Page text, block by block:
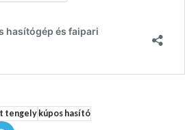
tengelykúpos hasító